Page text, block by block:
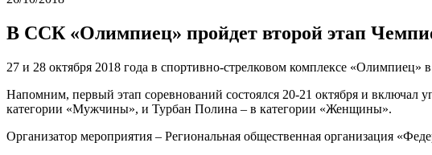
В ССК «Олимпиец» пройдет второй этап
27 и 28 октября 2018 года в спортивно-стрелковом комплексе «Олимпиец»
Напомним, первый этап соревнований состоялся 20-21 октября и
категории «Мужчины», и Турбан Полина – в категории «Женщины».
Организатор мероприятия – Региональная общественная организация